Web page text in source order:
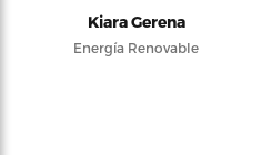
Kiara Gerena
Energía Renovable